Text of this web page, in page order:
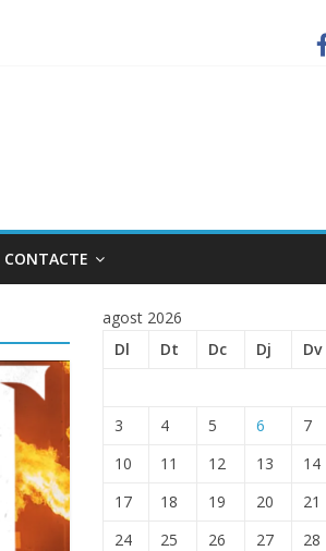
CONTACTE
agost 2026
Dl
Dt Dc Dj Dv
3
4 5 6 7
10
11 12 13 14
17
18 19 20 21
24
25 26 27 28